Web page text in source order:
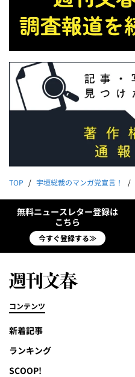
TOP 宇垣総裁のマンガ党宣言！
無料ニュースレター登録は
こちら
今すぐ登録する≫
コンテンツ
新着記事
ランキング
SCOOP!